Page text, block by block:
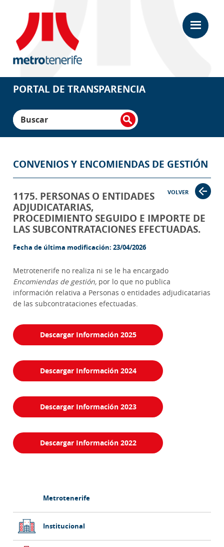
contenido
principal
barra
lateral
principal
Portal
de
Transparencia
PORTAL DE TRANSPARENCIA
Buscar
CONVENIOS Y ENCOMIENDAS DE GESTIÓN
VOLVER
1175. PERSONAS O ENTIDADES
ADJUDICATARIAS,
PROCEDIMIENTO SEGUIDO E IMPORTE DE
LAS SUBCONTRATACIONES EFECTUADAS.
Fecha de última modificación: 23/04/2026
Metrotenerife no realiza ni se le ha encargado
Encomiendas de gestión, por lo que no publica
información relativa a Personas o entidades adjudicatarias
de las subcontrataciones efectuadas.
Descargar Información 2025
Descargar Información 2024
Descargar Información 2023
Descargar Información 2022
lateral
principal
Metrotenerife
Institucional